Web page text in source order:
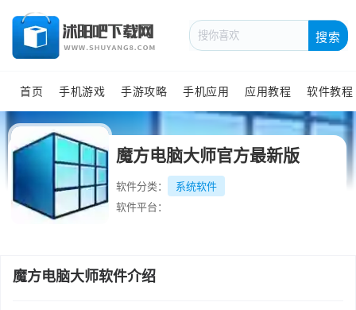
搜索
首页 手机游戏 手游攻略 手机应用 应用教程 软件教程
魔方电脑大师官方最新版
软件分类：
系统软件
软件平台：
魔方电脑大师软件介绍